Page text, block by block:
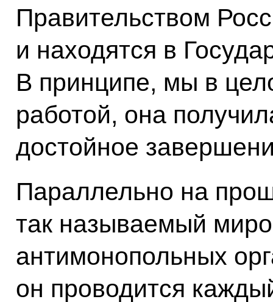
Правительством
и находятся в
В принципе, мы в
работой, она
достойное
Параллельно на
так называемый
антимонопольных
он проводится